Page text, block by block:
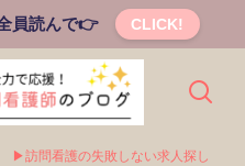
員読んで👉 CLICK!
▶訪問看護の失敗しない求人探し